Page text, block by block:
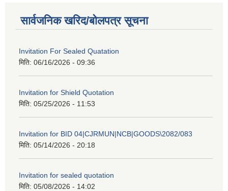
सार्वजनिक खरिद/बोलपत्र सूचना
Invitation For Sealed Quatation
मिति: 06/16/2026 - 09:36
Invitation for Shield Quotation
मिति: 05/25/2026 - 11:53
Invitation for BID 04|CJRMUN|NCB|GOODS\2082/083
मिति: 05/14/2026 - 20:18
Invitation for sealed quotation
मिति: 05/08/2026 - 14:02